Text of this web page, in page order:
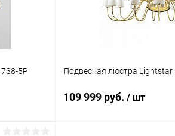
5P Подвесная люстра Lightstar
109 999 руб. / шт